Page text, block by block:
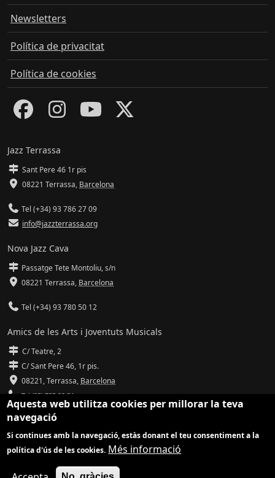
Newsletters
Política de privacitat
Política de cookies
Jazz Terrassa
Sant Pere 46 1r pis
08221 Terrassa, Barcelona
Tel (+34) 93 786 27 09
info@jazzterrassa.org
Nova Jazz Cava
Passatge Tete Montoliu, s/n
08221 Terrassa, Barcelona
Tel (+34) 93 780 50 12
Amics de les Arts i Joventuts Musicals
C/ Teatre, 2
C/ Sant Pere 46, 1r pis.
08221,Terrassa, Barcelona
Tel (93) 785 92 31
info@amicsdelesarts-jjmm.cat
www.amicsdelesarts-jjmm.cat
Adaptació de
Aquesta web utilitza cookies per millorar la teva
navegació
Si continues amb la navegació, estàs donant el teu consentiment a la
política d'ús de les cookies. Més informació